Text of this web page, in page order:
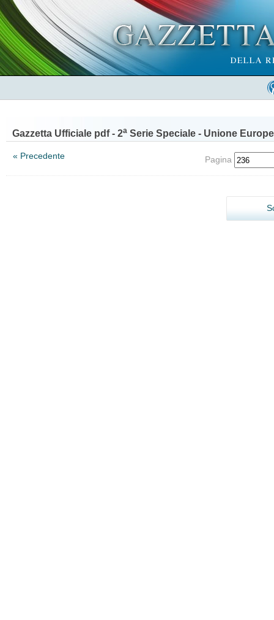
Gazzetta Ufficiale pdf - 2a Serie Speciale - Unione
« Precedente Pagina